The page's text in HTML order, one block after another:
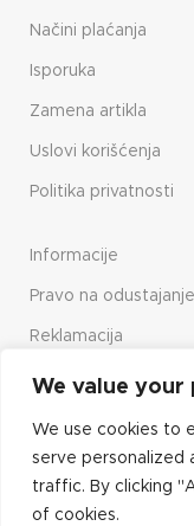
We value your
We use cookies to
serve personalized
traffic. By clicking
of cookies.
Načini plaćanja
Isporuka
Zamena artikla
Uslovi korišćenja
Politika privatnosti
Informacije
Pravo na odustajanje
Reklamacija
Način upotrebe sajta